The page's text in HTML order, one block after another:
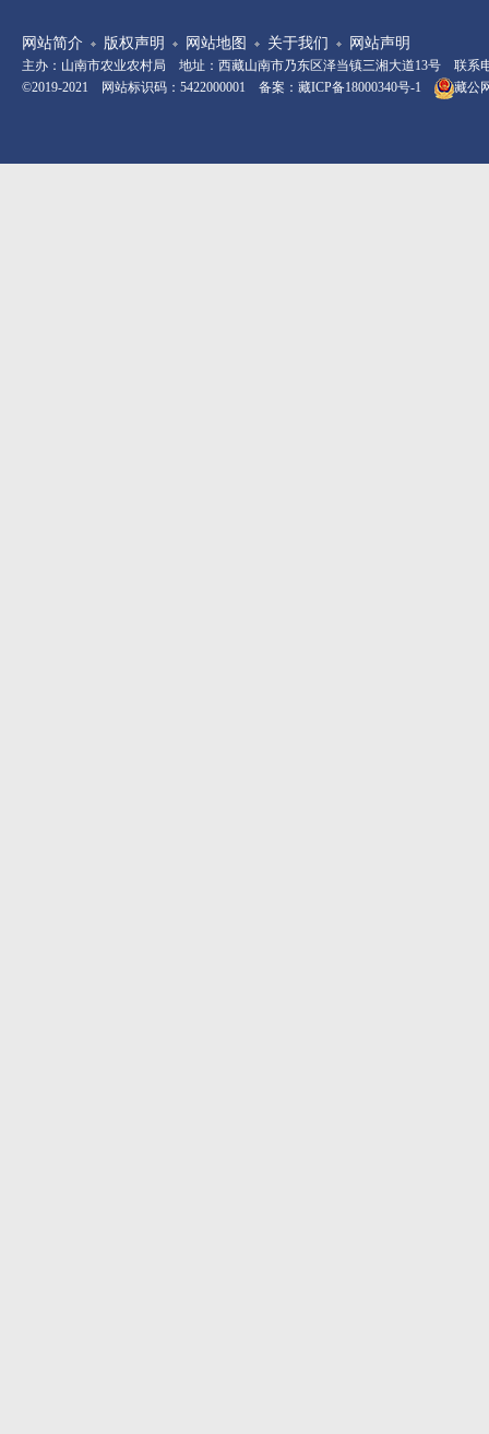
网站简介 版权声明 网站地图 关于我们 网站声明
主办：山南市农业农村局 地址：西藏山南市乃东区泽当镇三湘大道13号 联系电
©2019-2021 网站标识码：5422000001 备案： 藏ICP备18000340号-1 藏公